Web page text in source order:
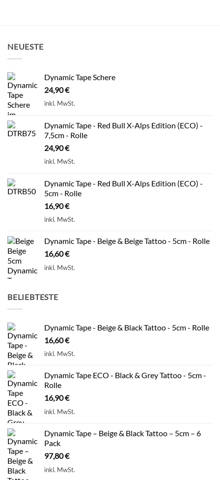
NEUESTE
Dynamic Tape Schere
24,90€
inkl. MwSt.
Dynamic Tape - Red Bull X-Alps Edition (ECO) -
7,5cm - Rolle
24,90€
inkl. MwSt.
Dynamic Tape - Red Bull X-Alps Edition (ECO) -
5cm - Rolle
16,90€
inkl. MwSt.
Dynamic Tape - Beige & Beige Tattoo - 5cm - Rolle
16,60€
inkl. MwSt.
BELIEBTESTE
Dynamic Tape - Beige & Black Tattoo - 5cm - Rolle
16,60€
inkl. MwSt.
Dynamic Tape ECO - Black & Grey Tattoo - 5cm -
Rolle
16,90€
inkl. MwSt.
Dynamic Tape – Beige & Black Tattoo – 5cm – 6
Pack
97,80€
inkl. MwSt.